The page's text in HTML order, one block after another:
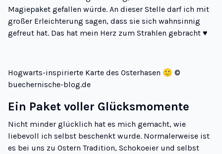
Magiepaket gefallen würde. An dieser Stelle darf ich mit
großer Erleichterung sagen, dass sie sich wahnsinnig
gefreut hat. Das hat mein Herz zum Strahlen gebracht ♥
Hogwarts-inspirierte Karte des Osterhasen 🙂 ©
buechernische-blog.de
Ein Paket voller Glücksmomente
Nicht minder glücklich hat es mich gemacht, wie
liebevoll ich selbst beschenkt wurde. Normalerweise ist
es bei uns zu Ostern Tradition, Schokoeier und selbst